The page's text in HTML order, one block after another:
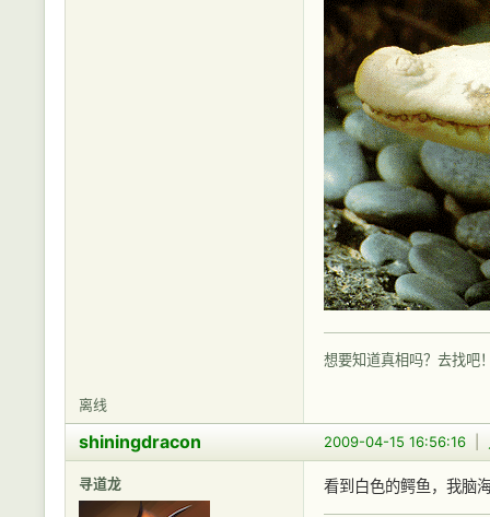
想要知道真相吗？去找吧
离线
2009-04-15 16:56:16
shiningdracon
寻道龙 看到白色的鳄鱼，我脑